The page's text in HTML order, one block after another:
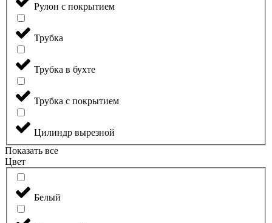
Рулон с покрытием
Трубка
Трубка в бухте
Трубка с покрытием
Цилиндр вырезной
Показать все
Цвет
Белый